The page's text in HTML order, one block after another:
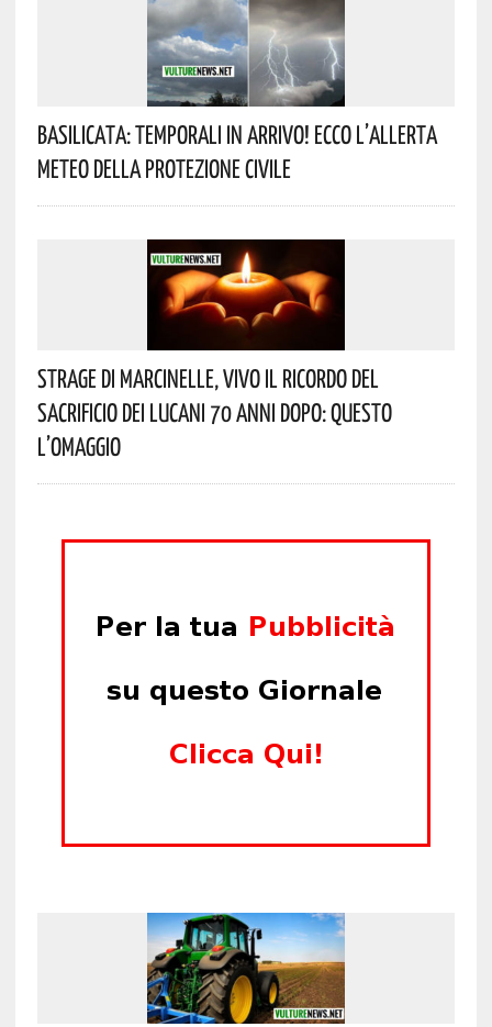
Basilicata: Temporali In Arrivo! Ecco L’allerta
Meteo Della Protezione Civile
Strage Di Marcinelle, Vivo Il Ricordo Del
Sacrificio Dei Lucani 70 Anni Dopo: Questo
L’omaggio